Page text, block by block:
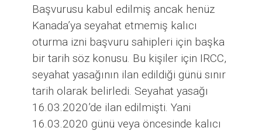
Başvurusu kabul edilmiş ancak henüz
Kanada’ya seyahat etmemiş kalıcı
oturma izni başvuru sahipleri için başka
bir tarih söz konusu. Bu kişiler için IRCC,
seyahat yasağının ilan edildiği günü sınır
tarih olarak belirledi. Seyahat yasağı
16.03.2020’de ilan edilmişti. Yani
16.03.2020 günü veya öncesinde kalıcı